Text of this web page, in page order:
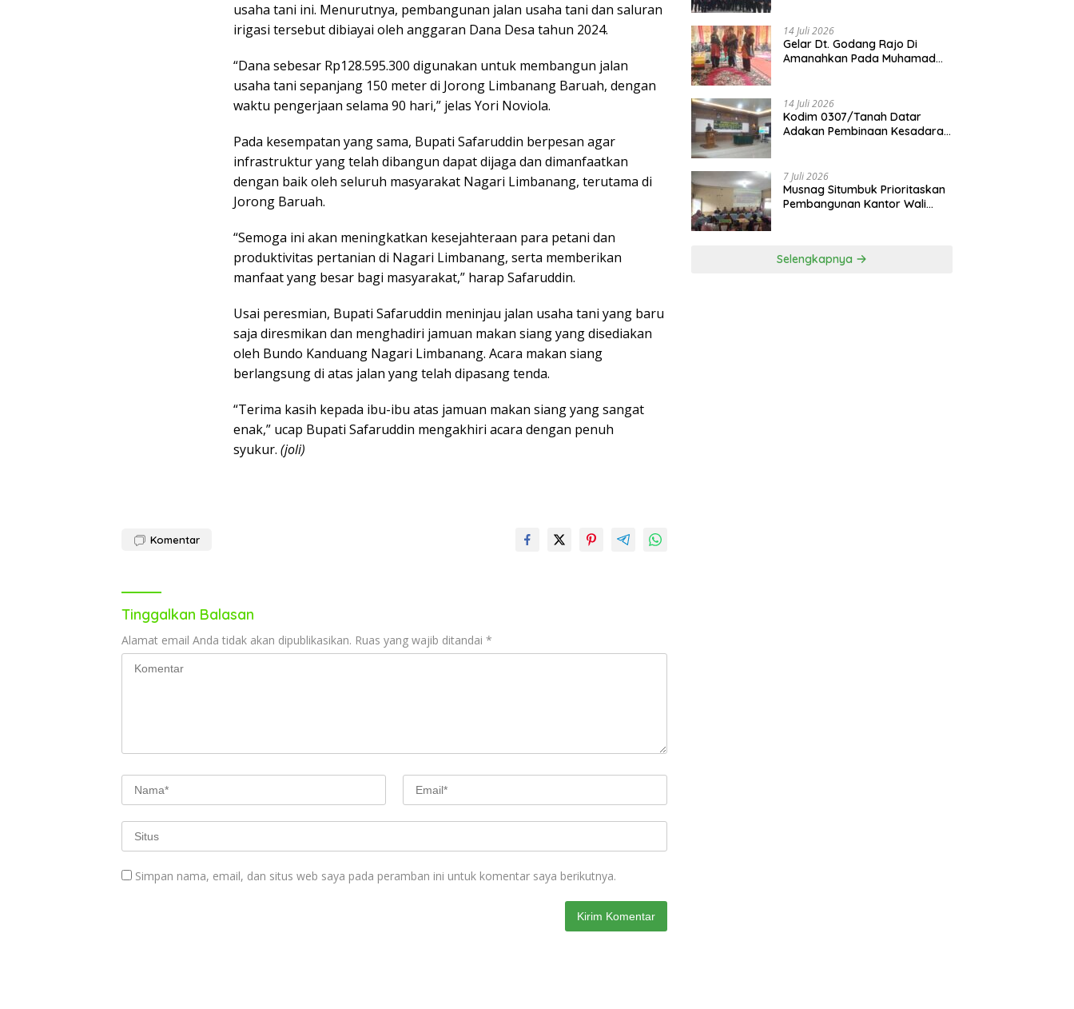
usaha tani ini. Menurutnya, pembangunan jalan usaha tani dan saluran
irigasi tersebut dibiayai oleh anggaran Dana Desa tahun 2024.
“Dana sebesar Rp128.595.300 digunakan untuk membangun jalan
usaha tani sepanjang 150 meter di Jorong Limbanang Baruah, dengan
waktu pengerjaan selama 90 hari,” jelas Yori Noviola.
Pada kesempatan yang sama, Bupati Safaruddin berpesan agar
infrastruktur yang telah dibangun dapat dijaga dan dimanfaatkan
dengan baik oleh seluruh masyarakat Nagari Limbanang, terutama di
Jorong Baruah.
“Semoga ini akan meningkatkan kesejahteraan para petani dan
produktivitas pertanian di Nagari Limbanang, serta memberikan
manfaat yang besar bagi masyarakat,” harap Safaruddin.
Usai peresmian, Bupati Safaruddin meninjau jalan usaha tani yang baru
saja diresmikan dan menghadiri jamuan makan siang yang disediakan
oleh Bundo Kanduang Nagari Limbanang. Acara makan siang
berlangsung di atas jalan yang telah dipasang tenda.
“Terima kasih kepada ibu-ibu atas jamuan makan siang yang sangat
enak,” ucap Bupati Safaruddin mengakhiri acara dengan penuh
syukur. (joli)
Komentar
Tinggalkan Balasan
Alamat email Anda tidak akan dipublikasikan. Ruas yang wajib ditandai *
Simpan nama, email, dan situs web saya pada peramban ini untuk komentar saya berikutnya.
14 Juli 2026
Gelar Dt. Godang Rajo Di
Amanahkan Pada Muhamad
14 Juli 2026
Kodim 0307/Tanah Datar
Adakan Pembinaan Kesadaran
7 Juli 2026
Musnag Situmbuk Prioritaskan
Pembangunan Kantor Wali
Selengkapnya